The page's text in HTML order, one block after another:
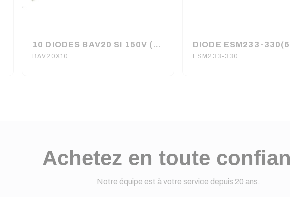
10 DIODES BAV20 SI 150V (6080)
BAV20X10
DIODE ESM233-
ESM233-330
Achetez en toute
Notre équipe est à votre service depuis 20 ans.